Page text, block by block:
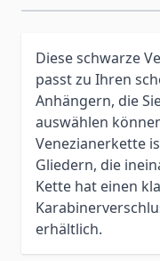
Diese schwarze
passt zu Ihren
Anhängern, die
auswählen
Venezianerkette
Gliedern, die
Kette hat einen
erhältlich.